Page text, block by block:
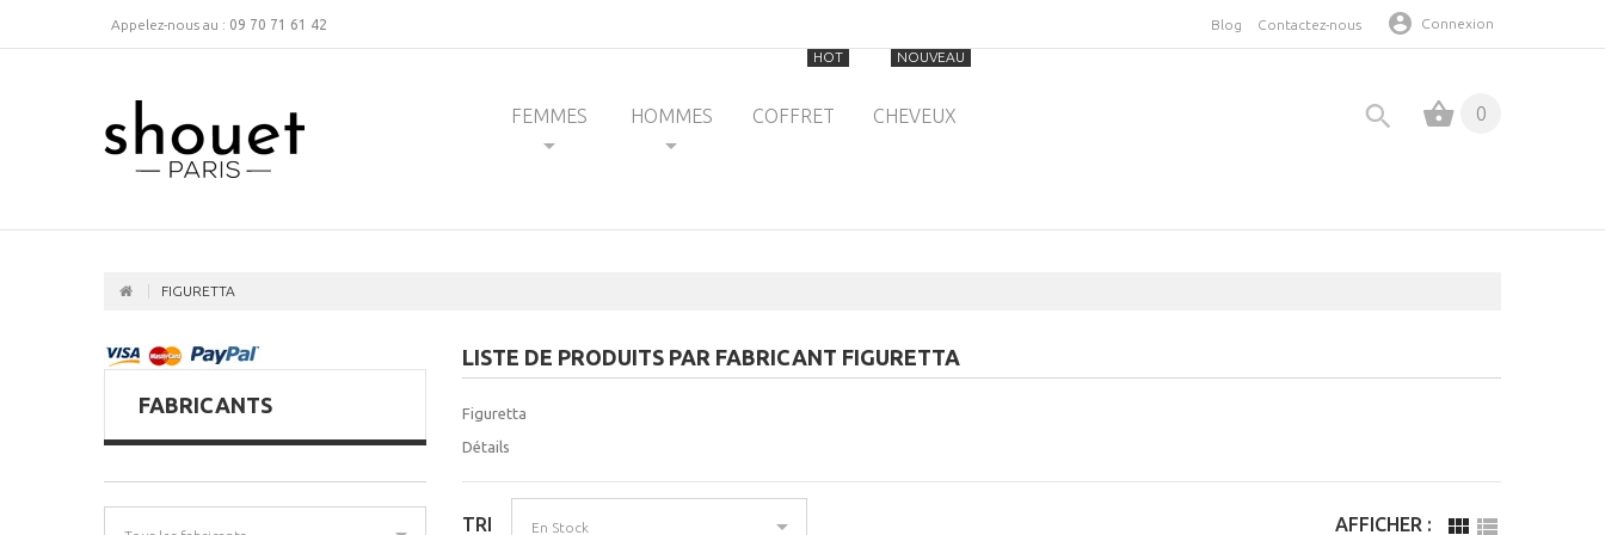
Connexion
Blog Contactez-nous
Appelez-nous au : 09 70 71 61 42
FEMMES HOMMES COFFRET
HOT
CHEVEUX
NOUVEAU
0
FIGURETTA
LISTE DE PRODUITS PAR FABRICANT FIGURETTA
Figuretta
Détails
AFFICHER :
TRI En Stock
FABRICANTS